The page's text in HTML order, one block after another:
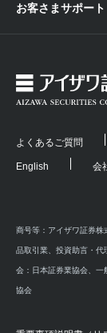
お客さまサポート
よくあるご質問
English 会
商号等：アイザワ証券
品取引業、投資助言・
会：日本証券業協会、
協会